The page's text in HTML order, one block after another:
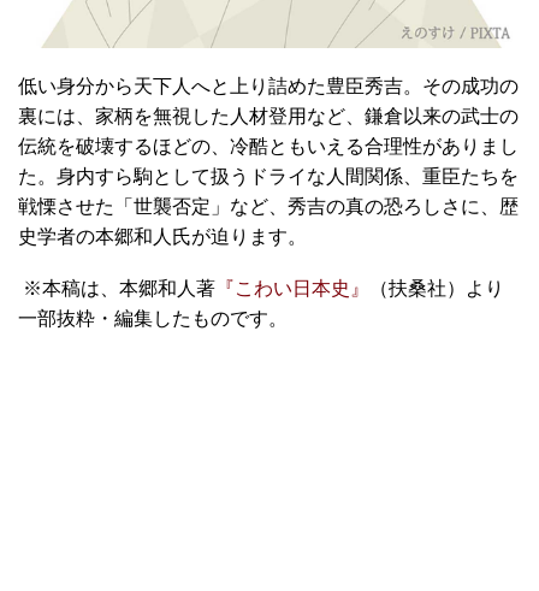
低い身分から天下人へと上り詰めた豊臣秀吉。その成功の
裏には、家柄を無視した人材登用など、鎌倉以来の武士の
伝統を破壊するほどの、冷酷ともいえる合理性がありまし
た。身内すら駒として扱うドライな人間関係、重臣たちを
戦慄させた「世襲否定」など、秀吉の真の恐ろしさに、歴
史学者の本郷和人氏が迫ります。
※本稿は、本郷和人著 『こわい日本史』
（扶桑社）より
一部抜粋・編集したものです。